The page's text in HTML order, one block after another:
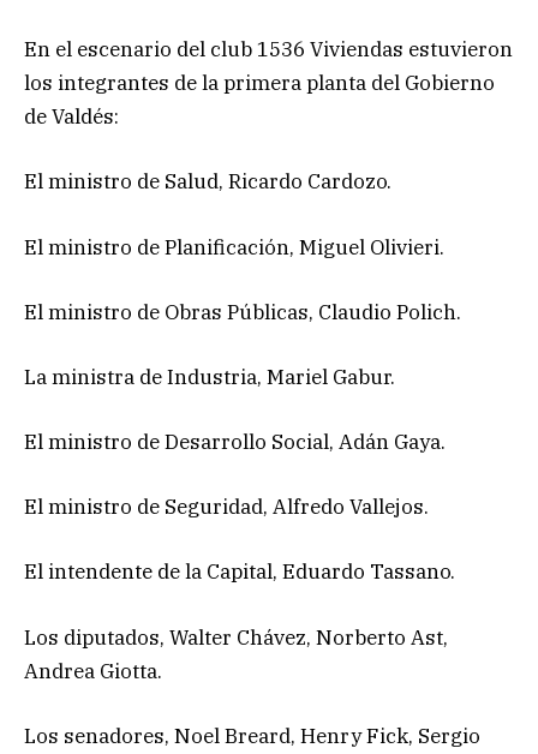
En el escenario del club 1536 Viviendas estuvieron
los integrantes de la primera planta del Gobierno
de Valdés:
El ministro de Salud, Ricardo Cardozo.
El ministro de Planificación, Miguel Olivieri.
El ministro de Obras Públicas, Claudio Polich.
La ministra de Industria, Mariel Gabur.
El ministro de Desarrollo Social, Adán Gaya.
El ministro de Seguridad, Alfredo Vallejos.
El intendente de la Capital, Eduardo Tassano.
Los diputados, Walter Chávez, Norberto Ast,
Andrea Giotta.
Los senadores, Noel Breard, Henry Fick, Sergio